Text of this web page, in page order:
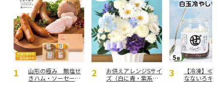
山形の極み 無塩せ
きハム・ソーセージ
お供えアレンジSサイ
ズ（白に青・紫系を
【冷凍】≪
なないろキ